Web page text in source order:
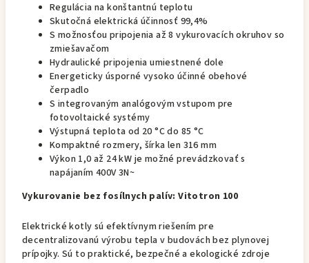
Regulácia na konštantnú teplotu
Skutočná elektrická účinnosť 99,4%
S možnosťou pripojenia až 8 vykurovacích okruhov so
zmiešavačom
Hydraulické pripojenia umiestnené dole
Energeticky úsporné vysoko účinné obehové
čerpadlo
S integrovaným analógovým vstupom pre
fotovoltaické systémy
Výstupná teplota od 20 °C do 85 °C
Kompaktné rozmery, šírka len 316 mm
Výkon 1,0 až 24 kW je možné prevádzkovať s
napájaním 400V 3N~
Vykurovanie bez fosílnych palív: Vitotron 100
Elektrické kotly sú efektívnym riešením pre
decentralizovanú výrobu tepla v budovách bez plynovej
prípojky. Sú to praktické, bezpečné a ekologické zdroje